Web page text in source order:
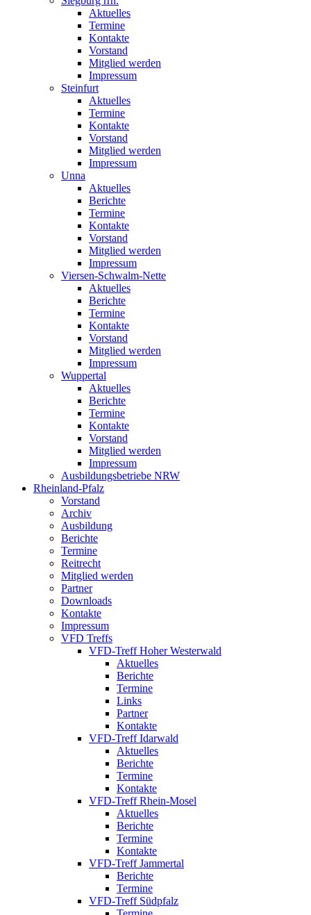
Aktuelles
Termine
Kontakte
Vorstand
Mitglied werden
Impressum
Steinfurt
Aktuelles
Termine
Kontakte
Vorstand
Mitglied werden
Impressum
Unna
Aktuelles
Berichte
Termine
Kontakte
Vorstand
Mitglied werden
Impressum
Viersen-Schwalm-Nette
Aktuelles
Berichte
Termine
Kontakte
Vorstand
Mitglied werden
Impressum
Wuppertal
Aktuelles
Berichte
Termine
Kontakte
Vorstand
Mitglied werden
Impressum
Ausbildungsbetriebe NRW
Rheinland-Pfalz
Vorstand
Archiv
Ausbildung
Berichte
Termine
Reitrecht
Mitglied werden
Partner
Downloads
Kontakte
Impressum
VFD Treffs
VFD-Treff Hoher Westerwald
Aktuelles
Berichte
Termine
Links
Partner
Kontakte
VFD-Treff Idarwald
Aktuelles
Berichte
Termine
Kontakte
VFD-Treff Rhein-Mosel
Aktuelles
Berichte
Termine
Kontakte
VFD-Treff Jammertal
Berichte
Termine
VFD-Treff Südpfalz